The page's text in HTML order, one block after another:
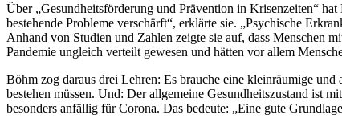
Über „Gesundheitsförderung und Prävention in Krisenzeiten“
bestehende Probleme verschärft“, erklärte sie. „Psychische
Anhand von Studien und Zahlen zeigte sie auf, dass Menschen
Pandemie ungleich verteilt gewesen und hätten vor allem
Böhm zog daraus drei Lehren: Es brauche eine kleinräumige
bestehen müssen. Und: Der allgemeine Gesundheitszustand ist
besonders anfällig für Corona. Das bedeute: „Eine gute